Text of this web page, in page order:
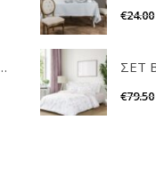
HOME & MORE
€24.00
€79.50